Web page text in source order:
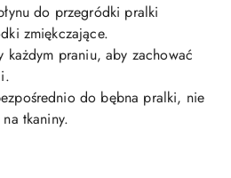
do przegródki pralki
zmiękczające.
każdym praniu, aby zachować
do bębna pralki, nie
tkaniny.